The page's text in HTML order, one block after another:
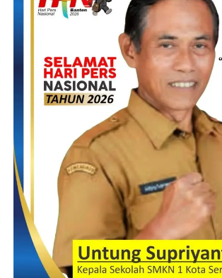
untuk pembangunan sekarang ini tidak
uangnya namun yang dibatasi hanya
ini tiap desa hanya bisa mengusulkan 20
tersebut paling lambat tanggal 25 Januari 2023
diusulkan ke tingkat Kecamatan Muncang,
Dari usulan tersebut harus sudah lengkap
dan terinventarisir oleh panitia musrenbang
25 Januari 2023 yg selanjutnya untuk
usulan pada SIPD. Tutupnya.
Rudi:Haryanto
Post Views: 13